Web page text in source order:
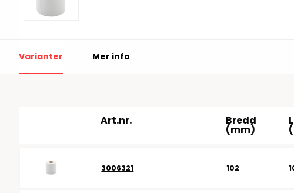
RFID antenner
Varianter Mer info
Art.nr. Bredd
(mm)
3006321 102